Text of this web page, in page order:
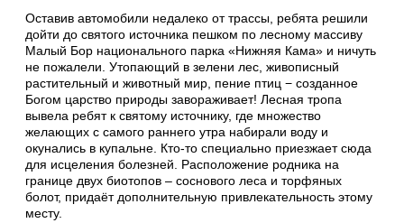
Оставив автомобили недалеко от трассы, ребята решили
дойти до святого источника пешком по лесному массиву
Малый Бор национального парка «Нижняя Кама» и ничуть
не пожалели. Утопающий в зелени лес, живописный
растительный и животный мир, пение птиц − созданное
Богом царство природы завораживает! Лесная тропа
вывела ребят к святому источнику, где множество
желающих с самого раннего утра набирали воду и
окунались в купальне. Кто-то специально приезжает сюда
для исцеления болезней. Расположение родника на
границе двух биотопов – соснового леса и торфяных
болот, придаёт дополнительную привлекательность этому
месту.